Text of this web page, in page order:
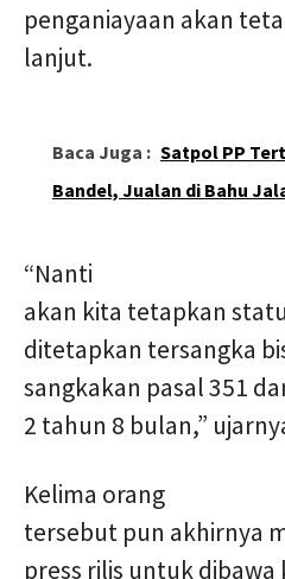
penganiayaan akan
lanjut.
Baca Juga : Satpol PP
Bandel, Jualan di Bahu
“Nanti
akan kita tetapkan
ditetapkan tersangka
sangkakan pasal 351
2 tahun 8 bulan,”
Kelima orang
tersebut pun akhirnya
press rilis untuk